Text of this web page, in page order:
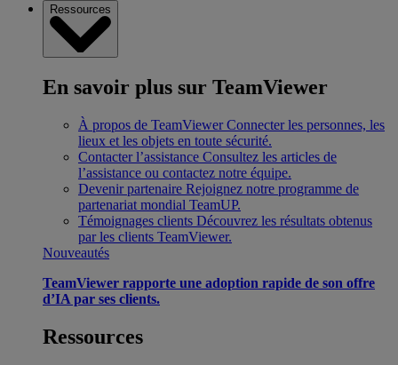
Ressources
En savoir plus sur TeamViewer
À propos de TeamViewer Connecter les personnes, les
lieux et les objets en toute sécurité.
Contacter l’assistance Consultez les articles de
l’assistance ou contactez notre équipe.
Devenir partenaire Rejoignez notre programme de
partenariat mondial TeamUP.
Témoignages clients Découvrez les résultats obtenus
par les clients TeamViewer.
Nouveautés
TeamViewer rapporte une adoption rapide de son offre
d’IA par ses clients.
Ressources